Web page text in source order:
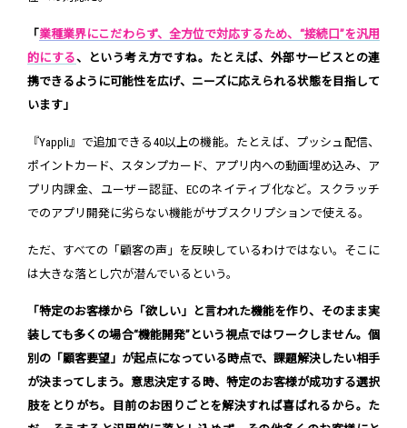
「業種業界にこだわらず、全方位で対応するため、“接続口”を汎用
的にする、という考え方ですね。たとえば、外部サービスとの連
携できるように可能性を広げ、ニーズに応えられる状態を目指して
います」
『Yappli』で追加できる40以上の機能。たとえば、プッシュ配信、
ポイントカード、スタンプカード、アプリ内への動画埋め込み、ア
プリ内課金、ユーザー認証、ECのネイティブ化など。スクラッチ
でのアプリ開発に劣らない機能がサブスクリプションで使える。
ただ、すべての「顧客の声」を反映しているわけではない。そこに
は大きな落とし穴が潜んでいるという。
「特定のお客様から「欲しい」と言われた機能を作り、そのまま実
装しても多くの場合“機能開発”という視点ではワークしません。個
別の「顧客要望」が起点になっている時点で、課題解決したい相手
が決まってしまう。意思決定する時、特定のお客様が成功する選択
肢をとりがち。目前のお困りごとを解決すれば喜ばれるから。た